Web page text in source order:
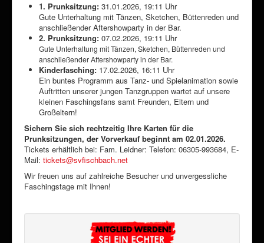
1. Prunksitzung: 31.01.2026, 19:11 Uhr
Gute Unterhaltung mit Tänzen, Sketchen, Büttenreden und
anschließender Aftershowparty in der Bar.
2. Prunksitzung: 07.02.2026, 19:11 Uhr
Gute Unterhaltung mit Tänzen, Sketchen, Büttenreden und
anschließender Aftershowparty in der Bar.
Kinderfasching: 17.02.2026, 16:11 Uhr
Ein buntes Programm aus Tanz- und Spielanimation sowie
Auftritten unserer jungen Tanzgruppen wartet auf unsere
kleinen Faschingsfans samt Freunden, Eltern und
Großeltern!
Sichern Sie sich rechtzeitig Ihre Karten für die
Prunksitzungen, der Vorverkauf beginnt am 02.01.2026.
Tickets erhältlich bei: Fam. Leidner: Telefon: 06305-993684, E-
Mail: tickets@svfischbach.net
Wir freuen uns auf zahlreiche Besucher und unvergessliche
Faschingstage mit Ihnen!